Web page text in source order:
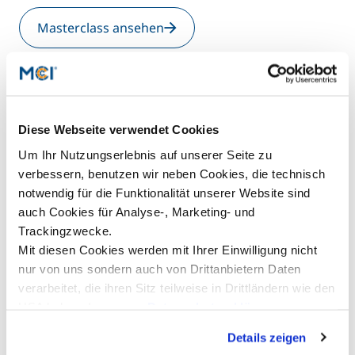
Diese Webseite verwendet Cookies
Um Ihr Nutzungserlebnis auf unserer Seite zu
verbessern, benutzen wir neben Cookies, die technisch
notwendig für die Funktionalität unserer Website sind
auch Cookies für Analyse-, Marketing- und
Trackingzwecke.
Mit diesen Cookies werden mit Ihrer Einwilligung nicht
nur von uns sondern auch von Drittanbietern Daten
verarbeitet, die ihren Sitz teilweise in Drittländern wie den
erklären Ihnen genau, was eine Datenübermittlung in die
Details zeigen
Masterclass ansehen
Agentic Marketing in der Praxis
Die Masterclass vermittelt ein fundiertes Verständnis von
Agentic Marketing, zeigt praxisnahe Anwendungsfälle,
entwickelt ein strategisches Zielbild für Unternehmen und
befähigt die Teilnehmenden, konkrete Marketing-Agents
zu konzipieren, umzusetzen und organisatorisch zu
verankern.
Masterclass ansehen